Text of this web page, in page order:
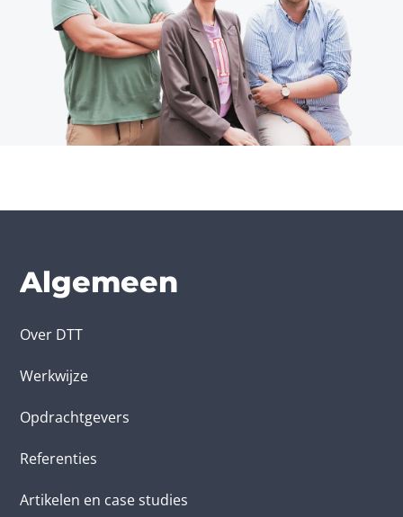
Algemeen
Over DTT
Werkwijze
Opdrachtgevers
Referenties
Artikelen en case studies